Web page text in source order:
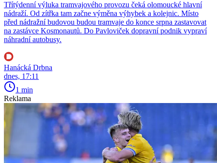
Třítýdenní výluka tramvajového provozu čeká olomoucké hlavní
nádraží. Od zítřka tam začne výměna výhybek a kolejnic. Místo
před nádražní budovou budou tramvaje do konce srpna zastavovat
na zastávce Kosmonautů. Do Pavloviček dopravní podnik vypraví
náhradní autobusy.
Hanácká Drbna
dnes, 17:11
1 min
Reklama